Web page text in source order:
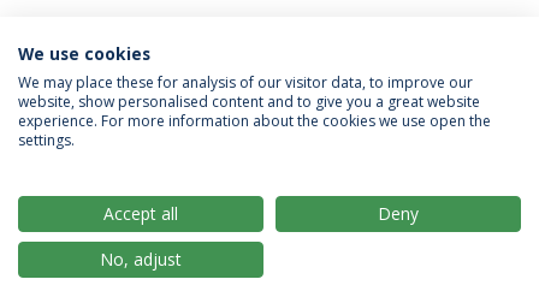
PRÓXIMOS EVENTOS
Política de Privacidade
Termos & Condições
© 2026 Universidade Católica Portuguesa
We use cookies
We may place these for analysis of our visitor data, to improve our
website, show personalised content and to give you a great website
experience. For more information about the cookies we use open the
settings.
Accept all
Deny
No, adjust